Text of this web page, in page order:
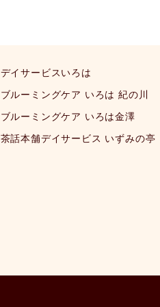
デイサービスいろは
ブルーミングケア いろは 紀の川
ブルーミングケア いろは金澤
茶話本舗デイサービス いずみの亭